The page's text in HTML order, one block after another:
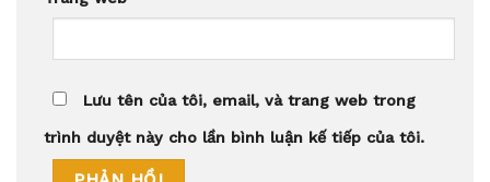
Lưu tên của tôi, email, và trang web trong
trình duyệt này cho lần bình luận kế tiếp của tôi.